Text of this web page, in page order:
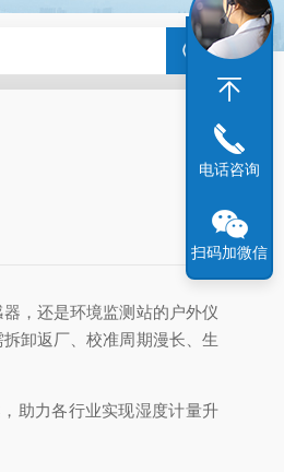
剂评价系统微反装置 HG-05A湿
，还是环境监测站的户外仪
卸返厂、校准周期漫长、生
助力各行业实现湿度计量升
电话咨询
扫码加微信